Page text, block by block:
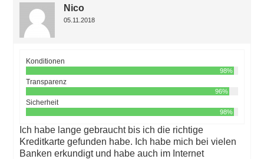
Nico
05.11.2018
Konditionen
98%
Transparenz
96%
Sicherheit
98%
Ich habe lange gebraucht bis ich die richtige
Kreditkarte gefunden habe. Ich habe mich bei vielen
Banken erkundigt und habe auch im Internet